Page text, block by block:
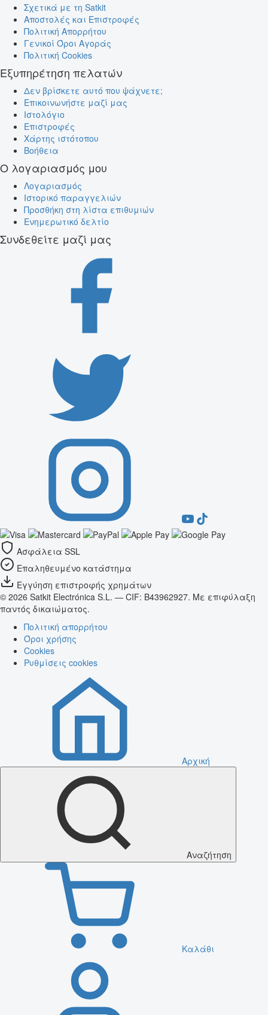
Σχετικά με τη Satkit
Αποστολές και Επιστροφές
Πολιτική Απορρήτου
Γενικοί Όροι Αγοράς
Πολιτική Cookies
Εξυπηρέτηση πελατών
Δεν βρίσκετε αυτό που ψάχνετε;
Επικοινωνήστε μαζί μας
Ιστολόγιο
Επιστροφές
Χάρτης ιστότοπου
Βοήθεια
Ο λογαριασμός μου
Λογαριασμός
Ιστορικό παραγγελιών
Προσθήκη στη λίστα επιθυμιών
Ενημερωτικό δελτίο
Συνδεθείτε μαζί μας
Ασφάλεια SSL
Επαληθευμένο κατάστημα
Εγγύηση επιστροφής χρημάτων
© 2026 Satkit Electrónica S.L. — CIF: B43962927. Με επιφύλαξη
παντός δικαιώματος.
Πολιτική απορρήτου
Όροι χρήσης
Cookies
Ρυθμίσεις cookies
Αρχική
Αναζήτηση
Καλάθι